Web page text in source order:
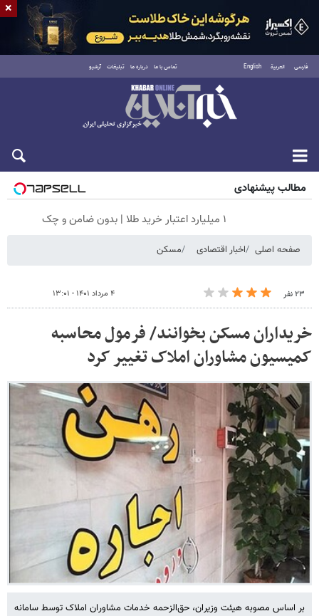
فارسی العربية English تماس با ما درباره ما تبلیغات آرشیو
شنبه ۱۷ مرداد ۱۴۰۵
مطالب پیشنهادی
۱ میلیارد اعتبار خرید طلا | بدون ضامن و چک
صفحه اصلی اخبار اقتصادی مسکن
۲۳ نفر ۴ مرداد ۱۴۰۱ - ۱۳:۰۱
خریداران مسکن بخوانند/ فرمول محاسبه
کمیسیون مشاوران املاک تغییر کرد
بر اساس مصوبه هیئت وزیران، حق‌الزحمه خدمات مشاوران املاک توسط سامانه
×